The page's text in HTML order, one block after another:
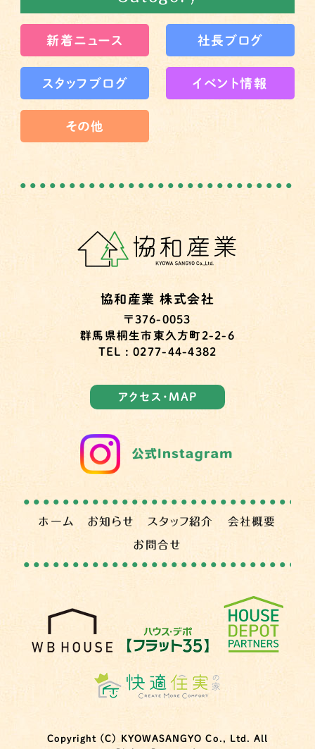
新着ニュース 社長ブログ
スタッフブログ イベント情報
その他
協和産業 株式会社
〒376-0053
群馬県桐生市東久方町2-2-6
TEL : 0277-44-4382
アクセス・MAP
ホーム お知らせ スタッフ紹介 会社概要
お問合せ
Copyright (C) KYOWASANGYO Co., Ltd. All